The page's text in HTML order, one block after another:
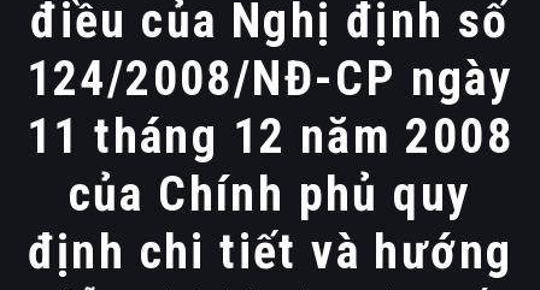
điều của Nghị định số
124/2008/NĐ-CP ngày
11 tháng 12 năm 2008
của Chính phủ quy
định chi tiết và hướng